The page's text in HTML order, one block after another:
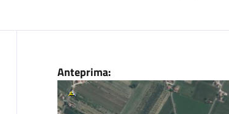
Dati
Anteprima: